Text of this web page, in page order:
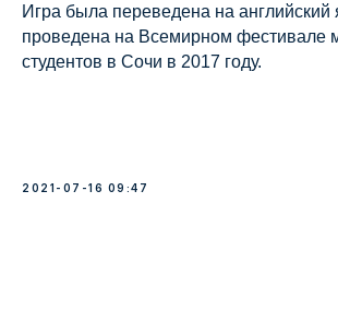
Игра была переведена на английский
проведена на Всемирном фестивале
студентов в Сочи в 2017 году.
2021-07-16 09:47